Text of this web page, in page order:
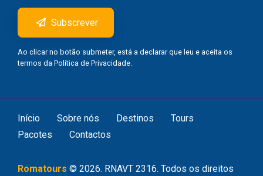
Subscrever
Ao clicar no botão submeter, está a declarar que leu e aceita os
termos da Política de Privacidade.
Início Sobre nós Destinos
Tours
Pacotes
Contactos
Romatours © 2026. RNAVT 2316. Todos os direitos